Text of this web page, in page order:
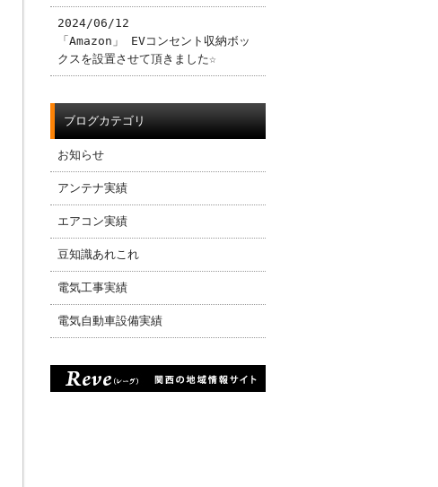
2024/06/12
「Amazon」 EVコンセント収納ボッ
クスを設置させて頂きました☆
ブログカテゴリ
お知らせ
アンテナ実績
エアコン実績
豆知識あれこれ
電気工事実績
電気自動車設備実績